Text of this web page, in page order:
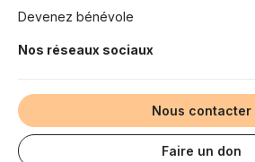
Devenez bénévole
Nos réseaux sociaux
Nous contacter
Faire un don